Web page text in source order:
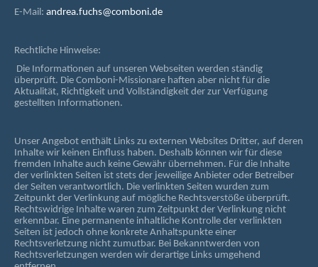
E-Mail: andrea.fuchs@comboni.de
Rechtliche Hinweise:
Die Informationen auf unseren Webseiten werden ständig
überprüft. Die Comboni-Missionare haften aber nicht für die
Aktualität, Richtigkeit und Vollständigkeit der zur Verfügung
gestellten Informationen.
Unser Angebot enthält Links zu externen Websites Dritter, auf deren
Inhalte wir keinen Einfluss haben. Deshalb können wir für diese
fremden Inhalte auch keine Gewähr übernehmen. Für die Inhalte
der verlinkten Seiten ist stets der jeweilige Anbieter oder Betreiber
der Seiten verantwortlich. Die verlinkten Seiten wurden zum
Zeitpunkt der Verlinkung auf mögliche Rechtsverstöße überprüft.
Rechtswidrige Inhalte waren zum Zeitpunkt der Verlinkung nicht
erkennbar. Eine permanente inhaltliche Kontrolle der verlinkten
Seiten ist jedoch ohne konkrete Anhaltspunkte einer
Rechtsverletzung nicht zumutbar. Bei Bekanntwerden von
Rechtsverletzungen werden wir derartige Links umgehend